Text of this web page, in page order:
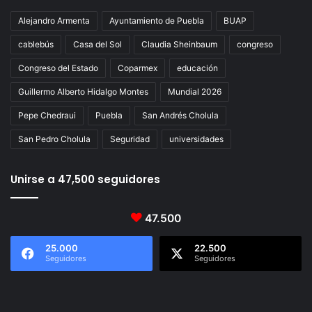
Alejandro Armenta Ayuntamiento de Puebla BUAP
cablebús Casa del Sol Claudia Sheinbaum congreso
Congreso del Estado Coparmex educación
Guillermo Alberto Hidalgo Montes Mundial 2026
Pepe Chedraui Puebla San Andrés Cholula
San Pedro Cholula Seguridad universidades
Unirse a 47,500 seguidores
47.500
25.000
Seguidores
22.500
Seguidores